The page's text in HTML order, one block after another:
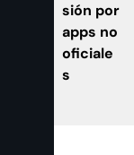
sión por
apps no
oficiale
s